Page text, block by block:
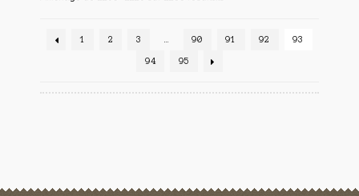
1 2 3 90 91 92 93
94 95